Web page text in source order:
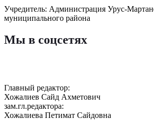
Учредитель: Администрация Урус-
муниципального района
Мы в соцсетях
Главный редактор:
Хожалиев Сайд Ахметович
зам.гл.редактора:
Хожалиева Петимат Сайдовна